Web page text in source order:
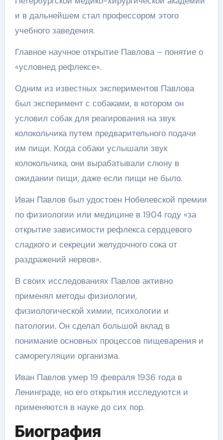
и в дальнейшем стал профессором этого
учебного заведения.
Главное научное открытие Павлова – понятие о
«условнед рефлексе».
Одним из известных экспериментов Павлова
был эксперимент с собаками, в котором он
условил собак для реагирования на звук
колокольчика путем предварительного подачи
им пищи. Когда собаки услышали звук
колокольчика, они вырабатывали слюну в
ожидании пищи, даже если пищи не было.
Иван Павлов был удостоен Нобелевской премии
по физиологии или медицине в 1904 году «за
открытие зависимости рефлекса сердцевого
сладкого и секреции желудочного сока от
раздражений нервов».
В своих исследованиях Павлов активно
применял методы физиологии,
физиологической химии, психологии и
патологии. Он сделал большой вклад в
понимание основных процессов пищеварения и
саморегуляции организма.
Иван Павлов умер 19 февраля 1936 года в
Ленинграде, но его открытия исследуются и
применяются в науке до сих пор.
Биография